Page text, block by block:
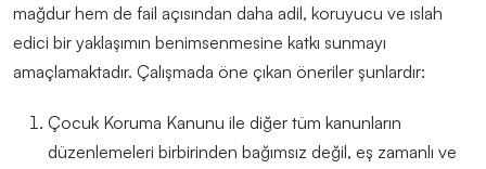
mağdur hem de fail açısından daha adil, koruyucu ve ıslah
edici bir yaklaşımın benimsenmesine katkı sunmayı
amaçlamaktadır. Çalışmada öne çıkan öneriler şunlardır:
Çocuk Koruma Kanunu ile diğer tüm kanunların
düzenlemeleri birbirinden bağımsız değil, eş zamanlı ve